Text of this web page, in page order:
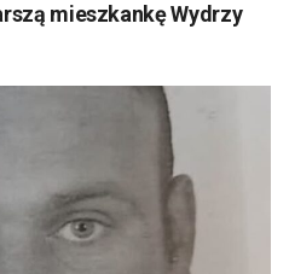
mieszkankę Wydrzy